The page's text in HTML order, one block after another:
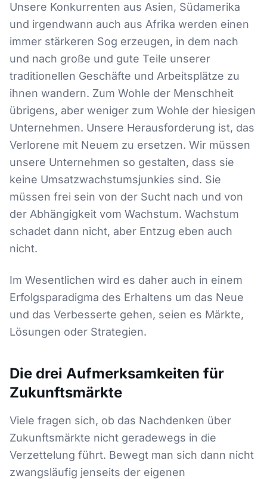
Unsere Konkurrenten aus Asien, Südamerika
und irgendwann auch aus Afrika werden einen
immer stärkeren Sog erzeugen, in dem nach
und nach große und gute Teile unserer
traditionellen Geschäfte und Arbeitsplätze zu
ihnen wandern. Zum Wohle der Menschheit
übrigens, aber weniger zum Wohle der hiesigen
Unternehmen. Unsere Herausforderung ist, das
Verlorene mit Neuem zu ersetzen. Wir müssen
unsere Unternehmen so gestalten, dass sie
keine Umsatzwachstumsjunkies sind. Sie
müssen frei sein von der Sucht nach und von
der Abhängigkeit vom Wachstum. Wachstum
schadet dann nicht, aber Entzug eben auch
nicht.
Im Wesentlichen wird es daher auch in einem
Erfolgsparadigma des Erhaltens um das Neue
und das Verbesserte gehen, seien es Märkte,
Lösungen oder Strategien.
Die drei Aufmerksamkeiten für
Zukunftsmärkte
Viele fragen sich, ob das Nachdenken über
Zukunftsmärkte nicht geradewegs in die
Verzettelung führt. Bewegt man sich dann nicht
zwangsläufig jenseits der eigenen